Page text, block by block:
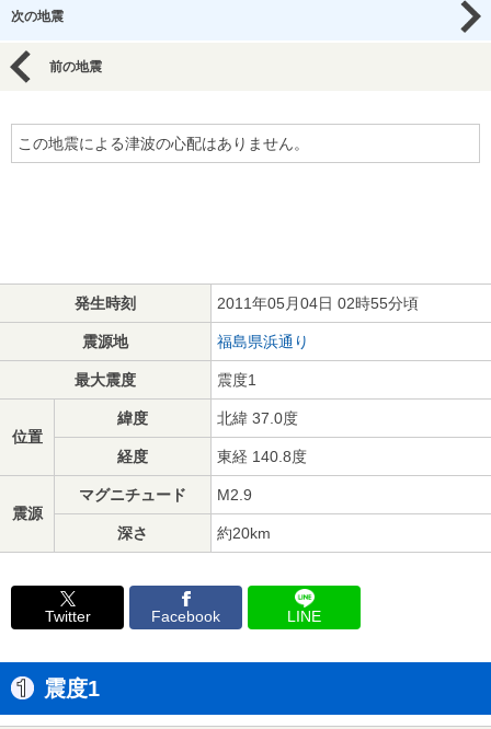
次の地震
前の地震
この地震による津波の心配はありません。
発生時刻 2011年05月04日 02時55分頃
震源地 福島県浜通り
最大震度 震度1
位置
緯度 北緯 37.0度
経度 東経 140.8度
震源
マグニチュード M2.9
深さ 約20km
Twitter Facebook LINE
震度1